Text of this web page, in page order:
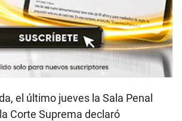
el último jueves la Sala Penal
Corte Suprema declaró